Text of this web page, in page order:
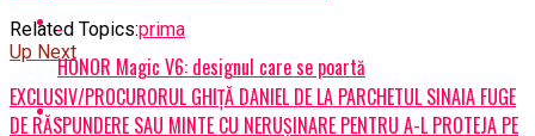
Related Topics:prima
Up Next
EXCLUSIV/PROCURORUL GHIȚĂ DANIEL DE LA PARCHETUL SINAIA FUGE
DE RĂSPUNDERE SAU MINTE CU NERUȘINARE PENTRU A-L PROTEJA PE
HONOR Magic V6: designul care se poartă